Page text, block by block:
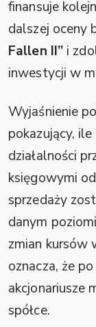
finansuje
dalszej oceny
Fallen II” i
inwestycji w
Wyjaśnienie
pokazujący,
działalności
księgowymi
sprzedaży
danym
zmian kursów
oznacza, że
akcjonariusze
spółce.